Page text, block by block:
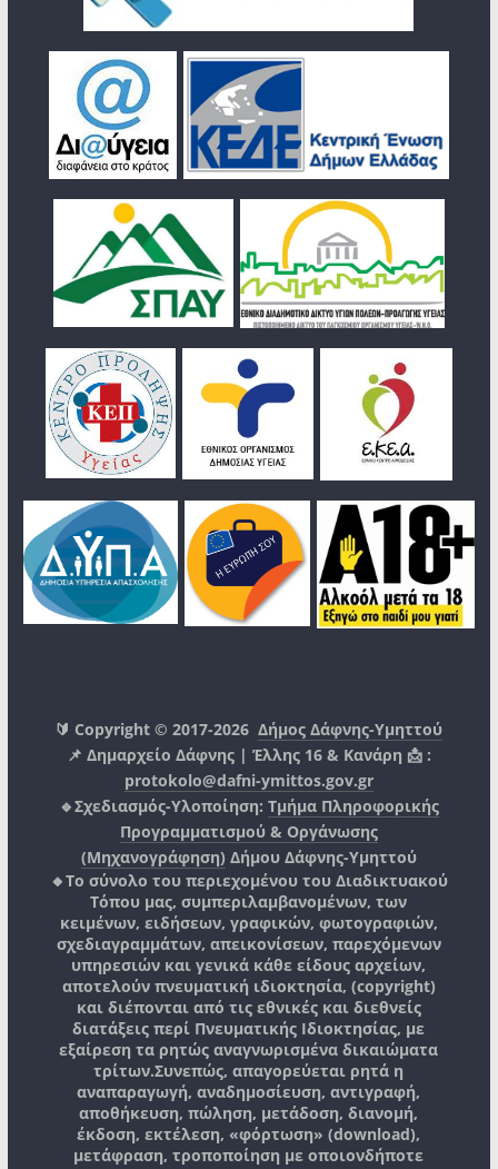
🔰 Copyright © 2017-2026Δήμος Δάφνης-Υμηττού
📌 Δημαρχείο Δάφνης | Έλλης 16 & Κανάρη 📩 :
protokolo@dafni-ymittos.gov.gr
🔹Σχεδιασμός-Υλοποίηση: Τμήμα Πληροφορικής
Προγραμματισμού & Οργάνωσης
(Μηχανογράφηση) Δήμου Δάφνης-Υμηττού
🔸Το σύνολο του περιεχομένου του Διαδικτυακού
Τόπου μας, συμπεριλαμβανομένων, των
κειμένων, ειδήσεων, γραφικών, φωτογραφιών,
σχεδιαγραμμάτων, απεικονίσεων, παρεχόμενων
υπηρεσιών και γενικά κάθε είδους αρχείων,
αποτελούν πνευματική ιδιοκτησία, (copyright)
και διέπονται από τις εθνικές και διεθνείς
διατάξεις περί Πνευματικής Ιδιοκτησίας, με
εξαίρεση τα ρητώς αναγνωρισμένα δικαιώματα
τρίτων.Συνεπώς, απαγορεύεται ρητά η
αναπαραγωγή, αναδημοσίευση, αντιγραφή,
αποθήκευση, πώληση, μετάδοση, διανομή,
έκδοση, εκτέλεση, «φόρτωση» (download),
μετάφραση, τροποποίηση με οποιονδήποτε